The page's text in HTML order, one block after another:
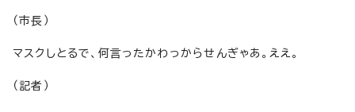
（市長）
マスクしとるで、何言ったかわっからせんぎゃあ。ええ。
（記者）